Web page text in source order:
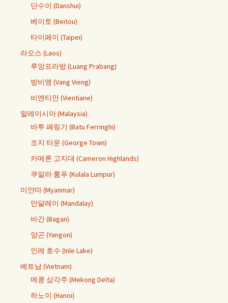
단수이 (Danshui)
베이토 (Beitou)
타이페이 (Taipei)
라오스 (Laos)
루앙프라방 (Luang Prabang)
방비엥 (Vang Vieng)
비엔티안 (Vientiane)
말레이시아 (Malaysia)
바투 페링기 (Batu Ferringhi)
조지 타운 (George Town)
카메론 고지대 (Cameron Highlands)
쿠알라 룸푸 (Kulala Lumpur)
미얀마 (Myanmar)
만달레이 (Mandalay)
바간 (Bagan)
양곤 (Yangon)
인레 호수 (Inle Lake)
베트남 (Vietnam)
메콩 삼각주 (Mekong Delta)
하노이 (Hanoi)